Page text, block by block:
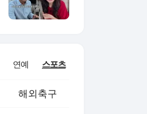
연예 스포츠
해외축구